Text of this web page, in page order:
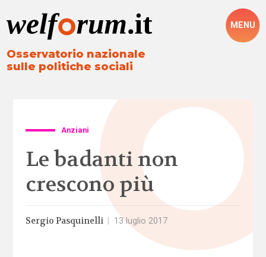
Osservatorio nazionale
sulle politiche sociali
MENU
Anziani
Le badanti non
crescono più
Sergio Pasquinelli 13 luglio 2017